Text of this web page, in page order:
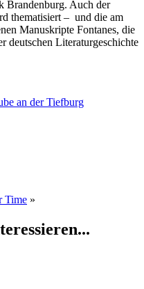
Brandenburg. Auch der
thematisiert – und die am
Manuskripte Fontanes, die
deutschen Literaturgeschichte
an der Tiefburg
Time »